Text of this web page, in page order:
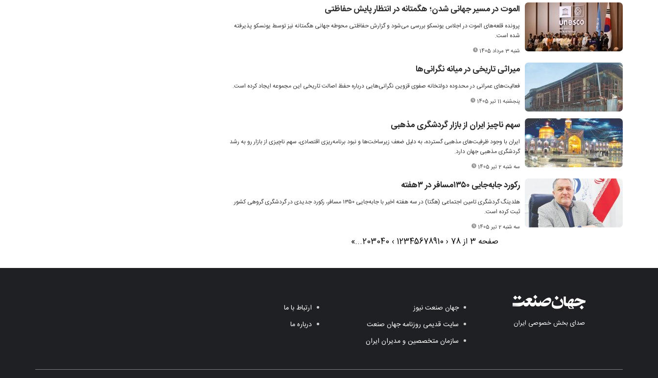
الموت در مسیر جهانی شدن؛ هگمتانه در انتظار پایش حفاظتی
پرونده قلعه‌های الموت در اجلاس یونسکو بررسی می‌شود و گزارش حفاظتی محوطه جهانی هگمتانه نیز توسط یونسکو پذیرفته
شده است.
شنبه 3 مرداد 1405
میراثی تاریخی در میانه نگرانی‌ها
فعالیت‌های عمرانی در محدوده دولتخانه صفوی قزوین نگرانی‌هایی درباره حفظ اصالت تاریخی این مجموعه ایجاد کرده است.
پنجشنبه 11 تیر 1405
سهم ناچیز ایران از بازار گردشگری مذهبی
ایران با وجود ظرفیت‌های مذهبی گسترده، به دلیل ضعف زیرساخت‌ها و نبود برنامه‌ریزی اقتصادی، سهم ناچیزی از بازار رو به رشد
گردشگری مذهبی جهان دارد.
سه شنبه 2 تیر 1405
رکورد جابه‌جایی ۱۳۵۰مسافر در ۳هفته
هلدینگ گردشگری تامین اجتماعی (هگتا) در سه هفته اخیر با جابه‌جایی ۱۳۵۰ مسافر، رکورد جدیدی در گردشگری گروهی کشور
ثبت کرده است.
سه شنبه 2 تیر 1405
صفحه 3 از 78 ‹
12345678910
›
203040
...
»
صدای بخش خصوصی ایران
جهان صنعت نیوز
سایت قدیمی روزنامه جهان صنعت
سازمان متخصصین و مدیران ایران
ارتباط با ما
درباره ما